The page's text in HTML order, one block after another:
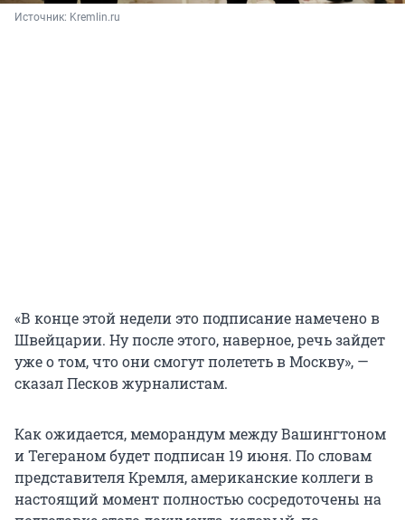
Источник: Kremlin.ru
«В конце этой недели это подписание намечено в
Швейцарии. Ну после этого, наверное, речь зайдет
уже о том, что они смогут полететь в Москву», —
сказал Песков журналистам.
Как ожидается, меморандум между Вашингтоном
и Тегераном будет подписан 19 июня. По словам
представителя Кремля, американские коллеги в
настоящий момент полностью сосредоточены на